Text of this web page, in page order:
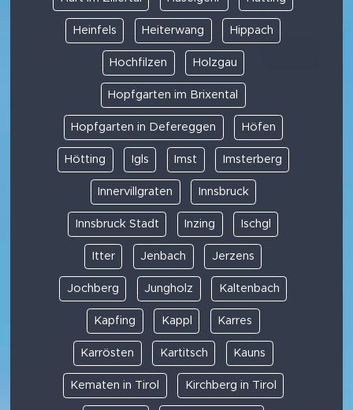
Heinfels Heiterwang Hippach
Hochfilzen Holzgau
Hopfgarten im Brixental
Hopfgarten in Defereggen Höfen
Hötting Igls Imst Imsterberg
Innervillgraten Innsbruck
Innsbruck Stadt Inzing Ischgl
Itter Jenbach Jerzens
Jochberg Jungholz Kaltenbach
Kapfing Kappl Karres
Karrösten Kartitsch Kauns
Kematen in Tirol Kirchberg in Tirol